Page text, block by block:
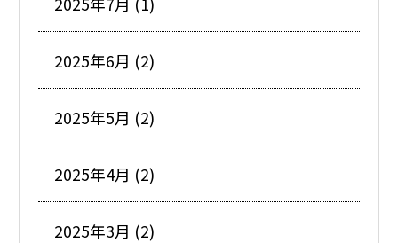
2025年6月 (2)
2025年5月 (2)
2025年4月 (2)
2025年3月 (2)